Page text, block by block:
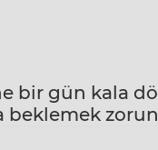
bir gün kala